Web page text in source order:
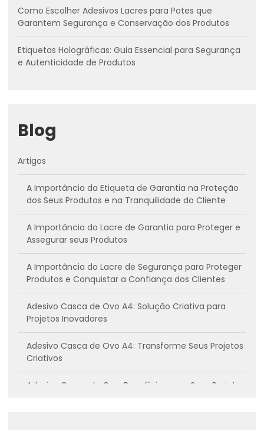
Como Escolher Adesivos Lacres para Potes que
Garantem Segurança e Conservação dos Produtos
Etiquetas Holográficas: Guia Essencial para Segurança
e Autenticidade de Produtos
Blog
Artigos
A Importância da Etiqueta de Garantia na Proteção
dos Seus Produtos e na Tranquilidade do Cliente
A Importância do Lacre de Garantia para Proteger e
Assegurar seus Produtos
A Importância do Lacre de Segurança para Proteger
Produtos e Conquistar a Confiança dos Clientes
Adesivo Casca de Ovo A4: Solução Criativa para
Projetos Inovadores
Adesivo Casca de Ovo A4: Transforme Seus Projetos
Criativos
Adesivo Casca de Ovo: Benefícios para Seus Projetos